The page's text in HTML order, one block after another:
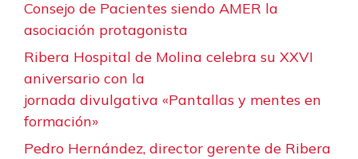
Consejo de Pacientes siendo AMER la
asociación protagonista
Ribera Hospital de Molina celebra su XXVI
aniversario con la
jornada divulgativa «Pantallas y mentes en
formación»
Pedro Hernández, director gerente de Ribera